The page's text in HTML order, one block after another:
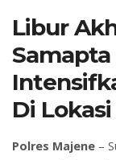
Libur
Di
Polres Majene –